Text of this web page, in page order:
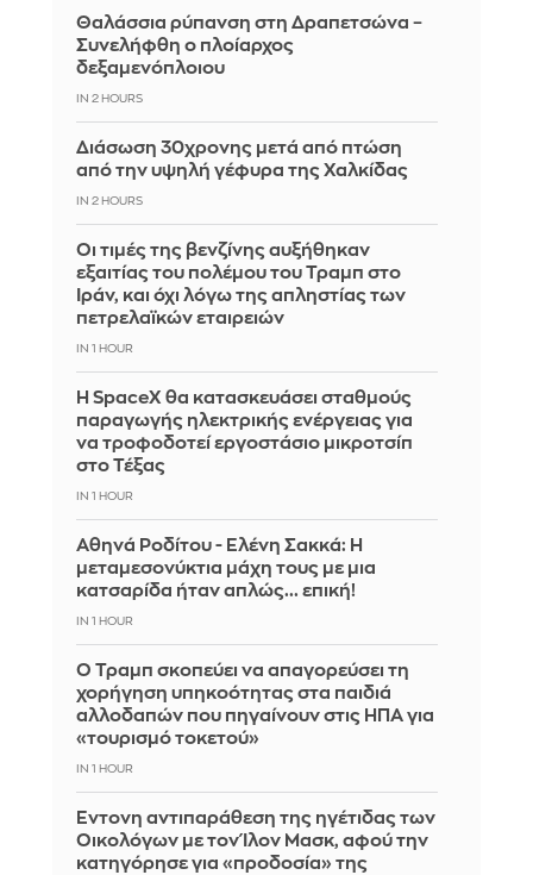
Θαλάσσια ρύπανση στη Δραπετσώνα –
Συνελήφθη ο πλοίαρχος
δεξαμενόπλοιου
IN 2 HOURS
Διάσωση 30χρονης μετά από πτώση
από την υψηλή γέφυρα της Χαλκίδας
IN 2 HOURS
Οι τιμές της βενζίνης αυξήθηκαν
εξαιτίας του πολέμου του Τραμπ στο
Ιράν, και όχι λόγω της απληστίας των
πετρελαϊκών εταιρειών
IN 1 HOUR
Η SpaceX θα κατασκευάσει σταθμούς
παραγωγής ηλεκτρικής ενέργειας για
να τροφοδοτεί εργοστάσιο μικροτσίπ
στο Τέξας
IN 1 HOUR
Αθηνά Ροδίτου - Ελένη Σακκά: Η
μεταμεσονύκτια μάχη τους με μια
κατσαρίδα ήταν απλώς... επική!
IN 1 HOUR
Ο Τραμπ σκοπεύει να απαγορεύσει τη
χορήγηση υπηκοότητας στα παιδιά
αλλοδαπών που πηγαίνουν στις ΗΠΑ για
«τουρισμό τοκετού»
IN 1 HOUR
Έντονη αντιπαράθεση της ηγέτιδας των
Οικολόγων με τον Ίλον Μασκ, αφού την
κατηγόρησε για «προδοσία» της